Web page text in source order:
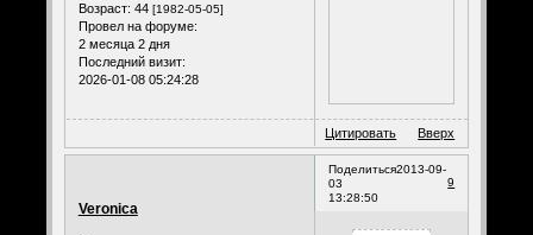
Возраст: 44 [1982-05-05]
Провел на форуме:
2 месяца 2 дня
Последний визит:
2026-01-08 05:24:28
Цитировать Вверх
Поделиться
9
2013-09-
03
13:28:50
Veronica